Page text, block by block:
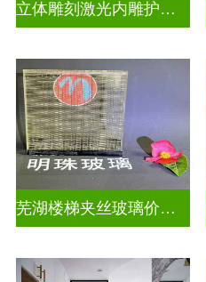
立体雕刻激光内雕护栏玻璃
芜湖楼梯夹丝玻璃价格多少一平